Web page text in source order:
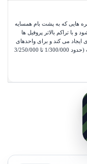
هایی که به پشت بام همسایه
تراکم بالاتر پروفیل ها
ایجاد می کند و برای واحدهای
(حدود 1/300/000 تا 3/250/000